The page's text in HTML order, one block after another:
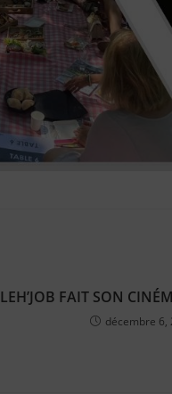
LEH’JOB FAIT SON
décembre 6,